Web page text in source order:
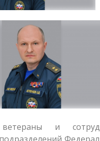
и